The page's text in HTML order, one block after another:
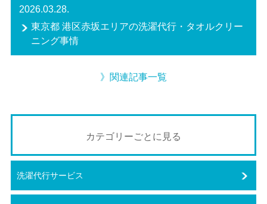
2026.03.28.
東京都 港区赤坂エリアの洗濯代行・タオルクリー
ニング事情
》関連記事一覧
カテゴリーごとに見る
洗濯代行サービス